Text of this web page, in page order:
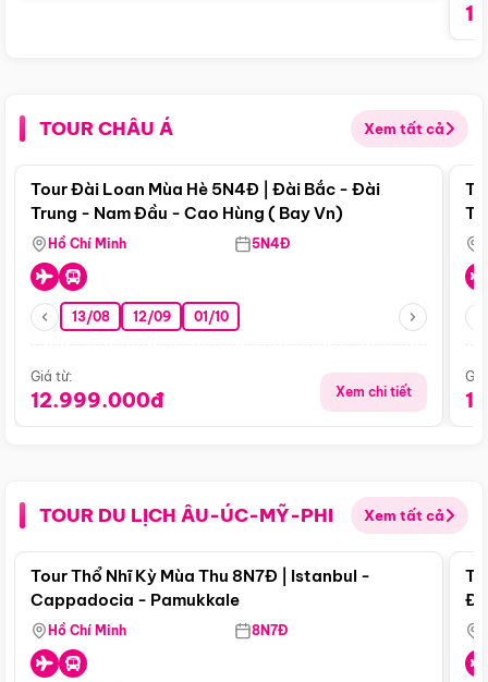
TOUR CHÂU Á Xem tất cả
Điểm nổi bật
Tour Đài Loan Mùa Hè 5N4Đ | Đài Bắc - Đài
Trung - Nam Đầu - Cao Hùng ( Bay Vn)
Hồ Chí Minh 5N4Đ
13/08 12/09 01/10
Giá từ:
12.999.000đ Xem chi tiết
TOUR DU LỊCH ÂU-ÚC-MỸ-PHI Xem tất cả
Điểm nổi bật
Tour Thổ Nhĩ Kỳ Mùa Thu 8N7Đ | Istanbul -
Cappadocia - Pamukkale
Hồ Chí Minh 8N7Đ